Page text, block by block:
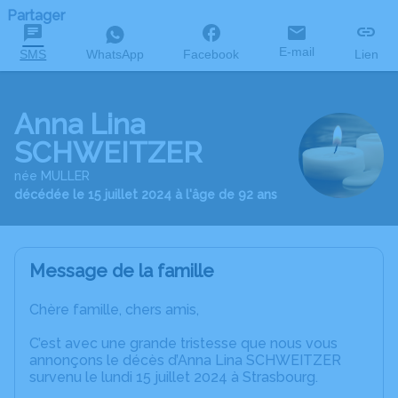
Partager
SMS WhatsApp Facebook E-mail Lien
Anna Lina
SCHWEITZER
née MULLER
décédée le 15 juillet 2024 à l'âge de 92 ans
Message de la famille
Chère famille, chers amis,
C’est avec une grande tristesse que nous vous
annonçons le décès d’Anna Lina SCHWEITZER
survenu le lundi 15 juillet 2024 à Strasbourg.